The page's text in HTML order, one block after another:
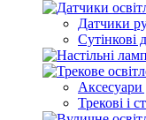
Датчики
Сутінкові
Аксесуари
Трекові і